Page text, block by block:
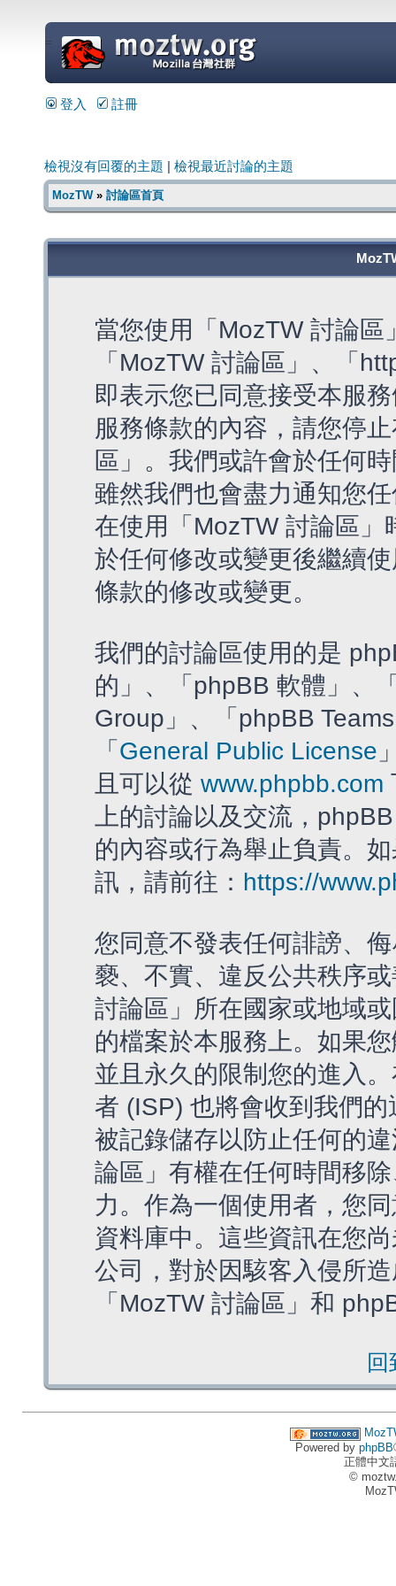
=
登入 註冊
檢視沒有回覆的主題 檢視最近討論的主題
MozTW» 討論區首頁
當您使用「MozTW 討論
「MozTW 討論區」、「
即表示您已同意接受本服
服務條款的內容，請您停
區」。我們或許會於任何
雖然我們也會盡力通知您
在使用「MozTW 討論區
於任何修改或變更後繼續
條款的修改或變更。
我們的討論區使用的是
的」、「phpBB 軟體」、
Group」、「phpBB
「 General Public License
且可以從 www.phpbb.com
上的討論以及交流，
的內容或行為舉止負責。
訊，請前往： https://
您同意不發表任何誹謗、
褻、不實、違反公共秩序
討論區」所在國家或地域
的檔案於本服務上。如果
並且永久的限制您的進入
者 (ISP) 也將會收到我們
被記錄儲存以防止任何的
論區」有權在任何時間移
力。作為一個使用者，您
資料庫中。這些資訊在您
公司，對於因駭客入侵所
「MozTW 討論區」和
Powered by phpBB
正體中文
©